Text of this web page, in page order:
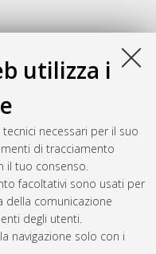
utilizza i
necessari per il suo
di tracciamento
il tuo consenso.
facoltativi sono usati per
della comunicazione
degli utenti.
navigazione solo con i
and Willingness
Alma Mater
di ricerca in
e alimentari, 27 Ciclo.
Thu Aug 6 20:47:58 2026